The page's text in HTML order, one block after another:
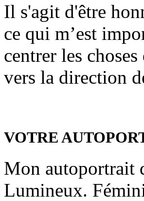
Il s'agit d'être
ce qui m’est
centrer les
vers la direction
VOTRE
Mon autoportrait
Lumineux.